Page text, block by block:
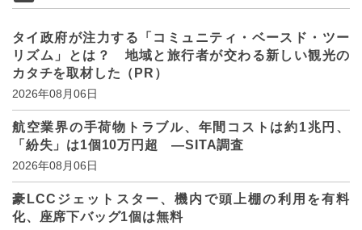
タイ政府が注力する「コミュニティ・ベースド・ツー
リズム」とは？ 地域と旅行者が交わる新しい観光の
カタチを取材した（PR）
2026年08月06日
航空業界の手荷物トラブル、年間コストは約1兆円、
「紛失」は1個10万円超 ―SITA調査
2026年08月06日
豪LCCジェットスター、機内で頭上棚の利用を有料
化、座席下バッグ1個は無料